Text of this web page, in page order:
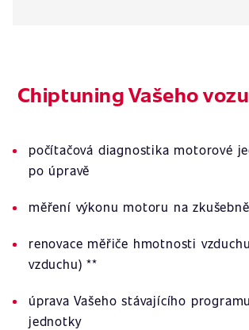
Chiptuning Vašeho
počítačová diagnostika motorové
po úpravě
měření výkonu motoru na
renovace měřiče hmotnosti
vzduchu) **
úprava Vašeho stávajícího
jednotky